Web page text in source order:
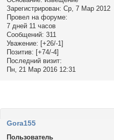
Зарегистрирован: Ср, 7 Мар 2012
Провел на форуме:
7 дней 11 часов
Сообщений: 311
Уважение: [+26/-1]
Позитив: [+74/-4]
Последний визит:
Пн, 21 Мар 2016 12:31
Gora155
Пользователь